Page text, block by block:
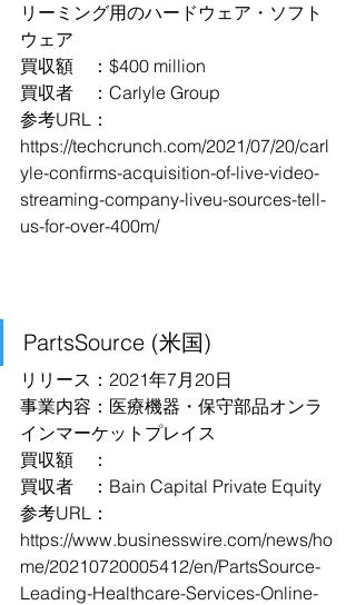
リーミング用のハードウェア・ソフト
ウェア
買収額　：$400 million
買収者　：Carlyle Group
参考URL：
https://techcrunch.com/2021/07/20/carl
yle-confirms-acquisition-of-live-video-
streaming-company-liveu-sources-tell-
us-for-over-400m/
PartsSource (米国)
リリース：2021年7月20日
事業内容：医療機器・保守部品オンラ
インマーケットプレイス
買収額　：
買収者　：Bain Capital Private Equity
参考URL：
https://www.businesswire.com/news/ho
me/20210720005412/en/PartsSource-
Leading-Healthcare-Services-Online-